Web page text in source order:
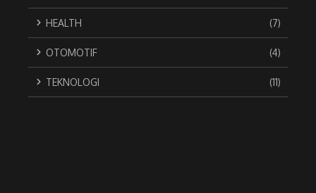
HEALTH (7)
OTOMOTIF (4)
TEKNOLOGI (11)